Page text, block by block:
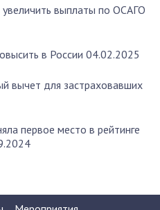
выплаты по ОСАГО
в России 04.02.2025
вычет для застраховавших
первое место в рейтинге